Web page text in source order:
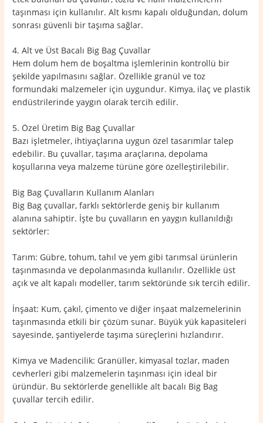
taşınması için kullanılır. Alt kısmı kapalı olduğundan, dolum
sonrası güvenli bir taşıma sağlar.
4. Alt ve Üst Bacalı Big Bag Çuvallar
Hem dolum hem de boşaltma işlemlerinin kontrollü bir
şekilde yapılmasını sağlar. Özellikle granül ve toz
formundaki malzemeler için uygundur. Kimya, ilaç ve plastik
endüstrilerinde yaygın olarak tercih edilir.
5. Özel Üretim Big Bag Çuvallar
Bazı işletmeler, ihtiyaçlarına uygun özel tasarımlar talep
edebilir. Bu çuvallar, taşıma araçlarına, depolama
koşullarına veya malzeme türüne göre özelleştirilebilir.
Big Bag Çuvalların Kullanım Alanları
Big Bag çuvallar, farklı sektörlerde geniş bir kullanım
alanına sahiptir. İşte bu çuvalların en yaygın kullanıldığı
sektörler:
Tarım: Gübre, tohum, tahıl ve yem gibi tarımsal ürünlerin
taşınmasında ve depolanmasında kullanılır. Özellikle üst
açık ve alt kapalı modeller, tarım sektöründe sık tercih edilir.
İnşaat: Kum, çakıl, çimento ve diğer inşaat malzemelerinin
taşınmasında etkili bir çözüm sunar. Büyük yük kapasiteleri
sayesinde, şantiyelerde taşıma süreçlerini hızlandırır.
Kimya ve Madencilik: Granüller, kimyasal tozlar, maden
cevherleri gibi malzemelerin taşınması için ideal bir
üründür. Bu sektörlerde genellikle alt bacalı Big Bag
çuvallar tercih edilir.